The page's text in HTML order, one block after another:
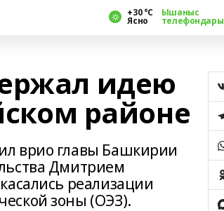
+30 °С
Ясно
Ышаныс
телефондары
идею
районе
врио главы Башкирии
Дмитрием
реализации
зоны (ОЭЗ).